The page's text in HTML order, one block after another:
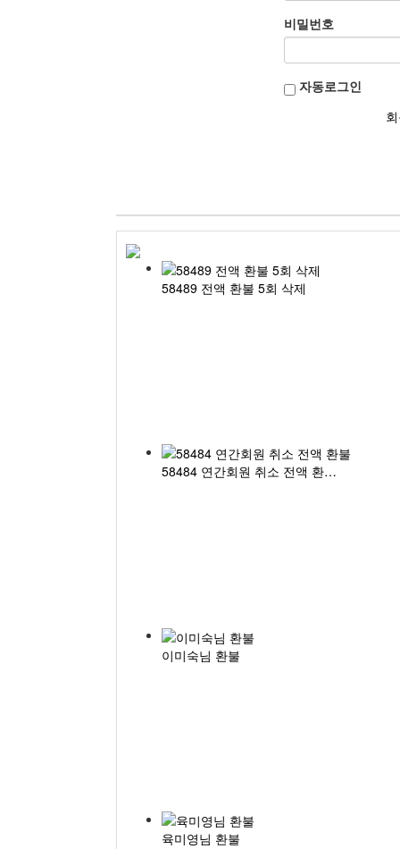
비밀번호
자동로그인
58489 전액 환불 5회 삭제
58484 연간회원 취소 전액 환…
이미숙님 환불
육미영님 환불